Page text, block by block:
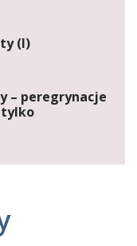
(I)
– peregrynacje